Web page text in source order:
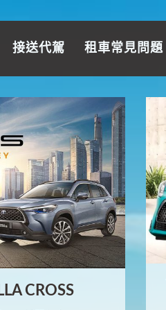
接送代駕 租車常見問題
CROSS